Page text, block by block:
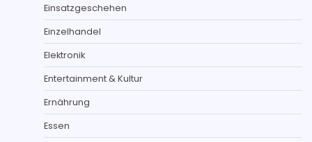
Einsatzgeschehen
Einzelhandel
Elektronik
Entertainment & Kultur
Ernährung
Essen